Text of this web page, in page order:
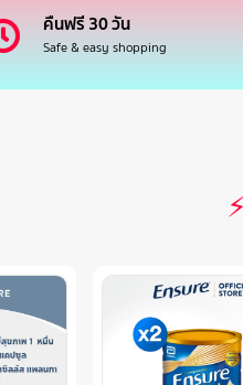
คืนฟรี 30 วัน
Safe & easy shopping